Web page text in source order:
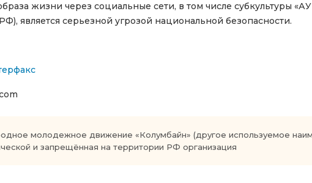
жизни через социальные сети, в том числе субкультуры
является серьезной угрозой национальной безопасности.
молодежное движение «Колумбайн» (другое используемое
и запрещённая на территории РФ организация